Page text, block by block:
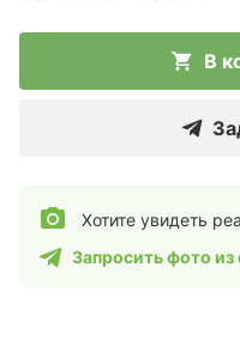
В
Хотите увидеть
Запросить фото из